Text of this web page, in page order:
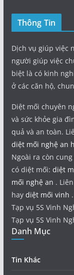
Thông Tin
Dịch vụ giúp việc
người giúp việc
biệt là có kinh
ở các căn hộ,
Diệt mối chuyên
và sức khỏe gia
quả và an toàn.
diệt mối nghệ an
Ngoài ra còn
có diệt mối: diệt
mối nghệ an .
hay diệt mối vinh
Tạp vụ 5S Vinh
Tạp vụ 5S Vinh
Danh Mục
Tin Khác